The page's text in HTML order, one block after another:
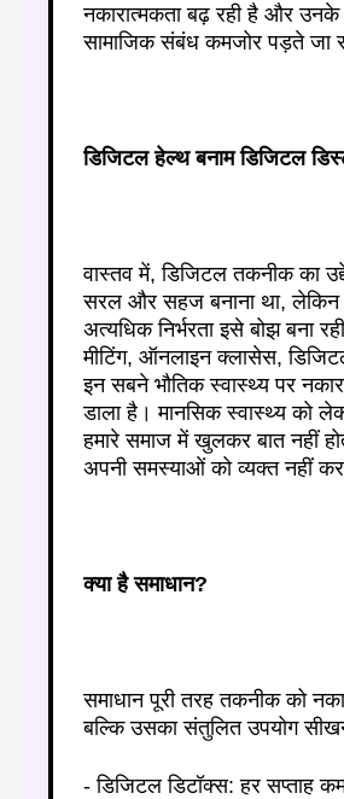
नकारात्मकता बढ़ रही है और उनके
सामाजिक संबंध कमजोर पड़ते जा
डिजिटल हेल्थ बनाम डिजिटल
वास्तव में, डिजिटल तकनीक का
सरल और सहज बनाना था, लेकिन
अत्यधिक निर्भरता इसे बोझ बना
मीटिंग, ऑनलाइन क्लासेस,
इन सबने भौतिक स्वास्थ्य पर
डाला है। मानसिक स्वास्थ्य को
हमारे समाज में खुलकर बात नहीं
अपनी समस्याओं को व्यक्त नहीं कर
क्या है समाधान?
समाधान पूरी तरह तकनीक को
बल्कि उसका संतुलित उपयोग
- डिजिटल डिटॉक्स: हर सप्ताह